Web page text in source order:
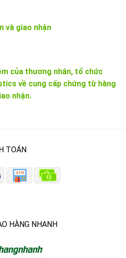
và giao nhận
của thương nhân, tổ chức
về cung cấp chứng từ hàng
nhận.
TOÁN
HÀNG NHANH